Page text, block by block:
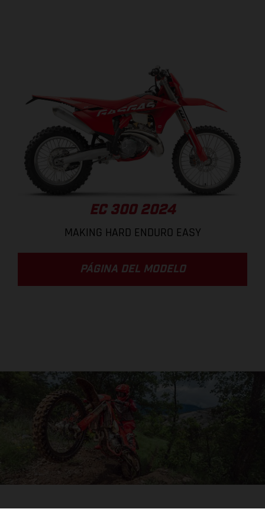
EC 300 2024
MAKING HARD ENDURO EASY
PÁGINA DEL MODELO